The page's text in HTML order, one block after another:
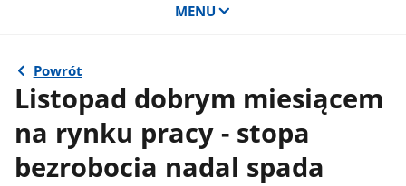
MENU
Powrót
Listopad dobrym miesiącem
na rynku pracy - stopa
bezrobocia nadal spada